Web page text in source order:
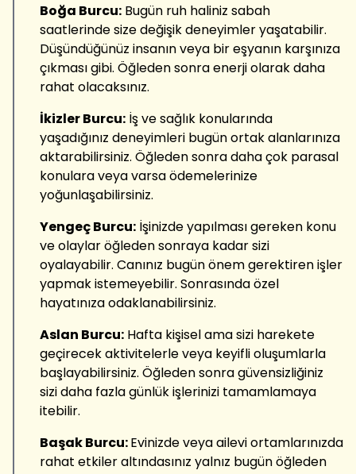
Boğa Burcu: Bugün ruh haliniz sabah
saatlerinde size değişik deneyimler yaşatabilir.
Düşündüğünüz insanın veya bir eşyanın karşınıza
çıkması gibi. Öğleden sonra enerji olarak daha
rahat olacaksınız.
İkizler Burcu: İş ve sağlık konularında
yaşadığınız deneyimleri bugün ortak alanlarınıza
aktarabilirsiniz. Öğleden sonra daha çok parasal
konulara veya varsa ödemelerinize
yoğunlaşabilirsiniz.
Yengeç Burcu: İşinizde yapılması gereken konu
ve olaylar öğleden sonraya kadar sizi
oyalayabilir. Canınız bugün önem gerektiren işler
yapmak istemeyebilir. Sonrasında özel
hayatınıza odaklanabilirsiniz.
Aslan Burcu: Hafta kişisel ama sizi harekete
geçirecek aktivitelerle veya keyifli oluşumlarla
başlayabilirsiniz. Öğleden sonra güvensizliğiniz
sizi daha fazla günlük işlerinizi tamamlamaya
itebilir.
Başak Burcu:Evinizde veya ailevi ortamlarınızda
rahat etkiler altındasınız yalnız bugün öğleden